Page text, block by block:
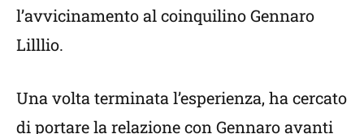
l’avvicinamento al coinquilino Gennaro
Lilllio.
Una volta terminata l’esperienza, ha cercato
di portare la relazione con Gennaro avanti